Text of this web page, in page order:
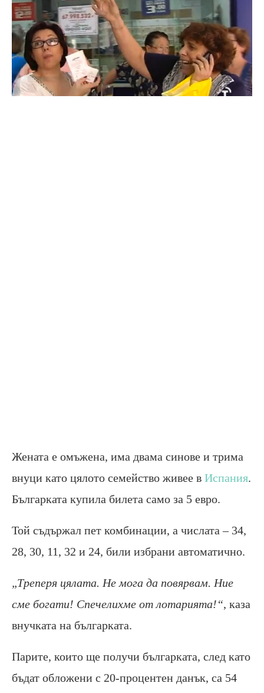
Жената е омъжена, има двама синове и трима
внуци като цялото семейство живее в Испания.
Българката купила билета само за 5 евро.
Той съдържал пет комбинации, а числата – 34,
28, 30, 11, 32 и 24, били избрани автоматично.
„Треперя цялата. Не мога да повярвам. Ние
сме богати! Спечелихме от лотарията!“, каза
внучката на българката.
Парите, които ще получи българката, след като
бъдат обложени с 20-процентен данък, са 54